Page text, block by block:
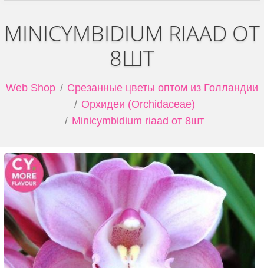
MINICYMBIDIUM RIAAD ОТ
8ШТ
Web Shop
Срезанные цветы оптом из Голландии
Орхидеи (Orchidaceae)
Minicymbidium riaad от 8шт